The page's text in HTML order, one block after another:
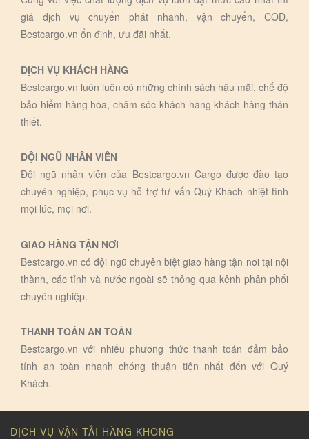
giá dịch vụ chuyển phát nhanh, vận chuyển, COD,
Bestcargo.vn ổn định, ưu đãi nhất.
DỊCH VỤ KHÁCH HÀNG
Bestcargo.vn luôn luôn có những chính sách hậu mãi, chế độ
bảo hiểm hàng hóa, chăm sóc khách hàng khách hàng thân
thiết.
ĐỘI NGŨ NHÂN VIÊN
Đội ngũ nhân viên của Bestcargo.vn Cargo được đào tạo
chuyên nghiệp, phục vụ hỗ trợ tư vấn Quý Khách nhiệt tình
mọi lúc, mọi nơi.
GIAO HÀNG TẬN NƠI
Bestcargo.vn có đội ngũ chuyên biệt giao hàng tận nơi tại nội
thành, các tỉnh và nước ngoài sẽ thông qua kênh phân phối
chuyên nghiệp.
THANH TOÁN AN TOÀN
Bestcargo.vn với nhiếu phương thức thanh toán đảm bảo
tính an toàn nhanh chóng thuận tiện nhất đến với Quý
Khách.
DỊCH VỤ VẬN TẢI HÀNG KHÔNG